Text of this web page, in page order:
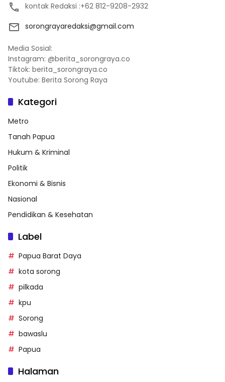
kontak Redaksi :+62 812-9208-2932
sorongrayaredaksi@gmail.com
Media Sosial:
Instagram: @berita_sorongraya.co
Tiktok: berita_sorongraya.co
Youtube: Berita Sorong Raya
Kategori
Metro
Tanah Papua
Hukum & Kriminal
Politik
Ekonomi & Bisnis
Nasional
Pendidikan & Kesehatan
Label
Papua Barat Daya
kota sorong
pilkada
kpu
Sorong
bawaslu
Papua
Halaman